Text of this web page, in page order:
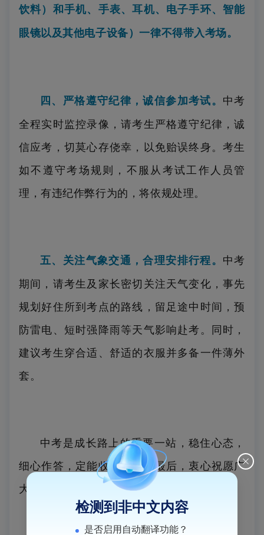
饮料）和手机、手表、耳机、电子手环、智能
眼镜以及其他电子设备） 一律不得带入考场。
四、严格遵守纪律，诚信参加考试。 中考
全程实时监控录像，请考生严格遵守纪律，诚
信应考，切莫心存侥幸，以免贻误终身。考生
如不遵守考场规则，不服从考试工作人员管
理，有违纪作弊行为的，将依规处理。
五、关注气象交通，合理安排行程。 中考
期间，请考生及家长密切关注天气变化，事先
规划好住所到考点的路线，留足途中时间，预
防雷电、短时强降雨等天气影响赴考。同时，
建议考生穿合适、舒适的衣服并多备一件薄外
套。
中考是成长路上的重要一站，稳住心态，
细心作答，定能收获佳绩。最后，衷心祝愿广
大考生旗开得胜，不负韶华！
检测到非中文内容
是否启用自动翻译功能？